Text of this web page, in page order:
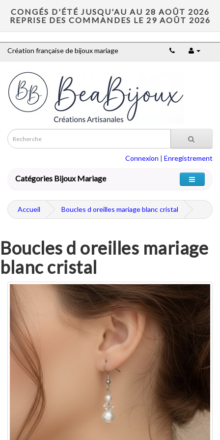
CONGÉS D'ÉTÉ JUSQU'AU AU 28 AOÛT 2026
REPRISE DES COMMANDES LE 29 AOÛT 2026
Création française de bijoux mariage
Connexion | Enregistrement
Catégories Bijoux Mariage
Accueil Boucles d oreilles mariage blanc cristal
Boucles d oreilles mariage
blanc cristal